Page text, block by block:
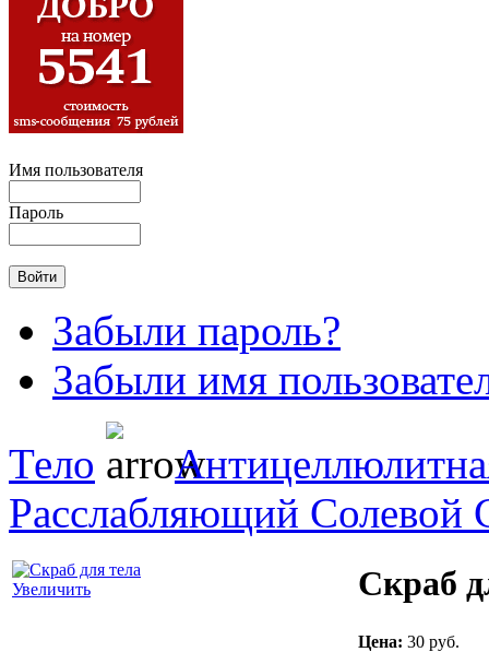
Имя пользователя
Пароль
Забыли пароль?
Забыли имя
Тело
Расслабляющий Солевой
Увеличить Скраб
Цена: 30 руб.